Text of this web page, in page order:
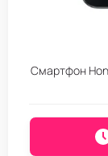
Смартфон